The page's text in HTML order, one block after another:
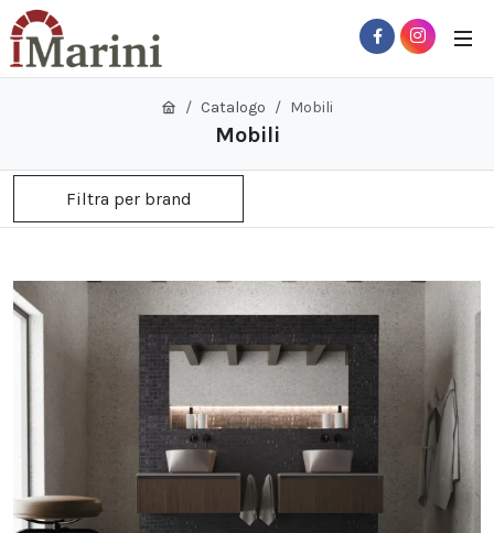
Catalogo Mobili
Mobili
Filtra per brand